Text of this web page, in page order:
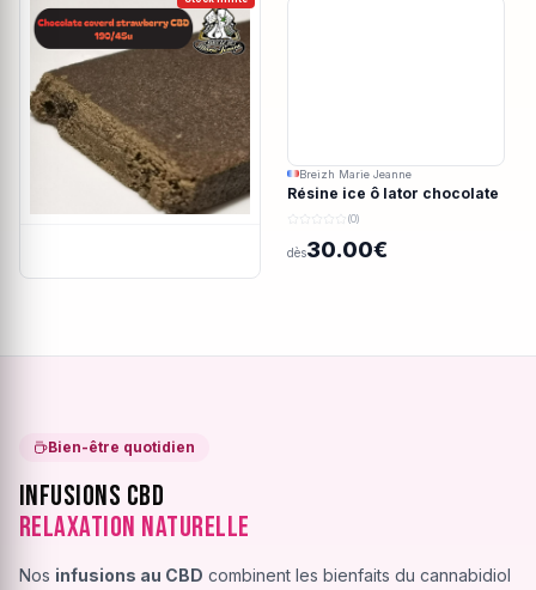
Breizh Marie Jeanne
Résine ice ô lator chocolate
covered strawberry CBD
(0)
dès30.00€
Bien-être quotidien
Infusions CBD
Relaxation Naturelle
Nos infusions au CBD combinent les bienfaits du cannabidiol